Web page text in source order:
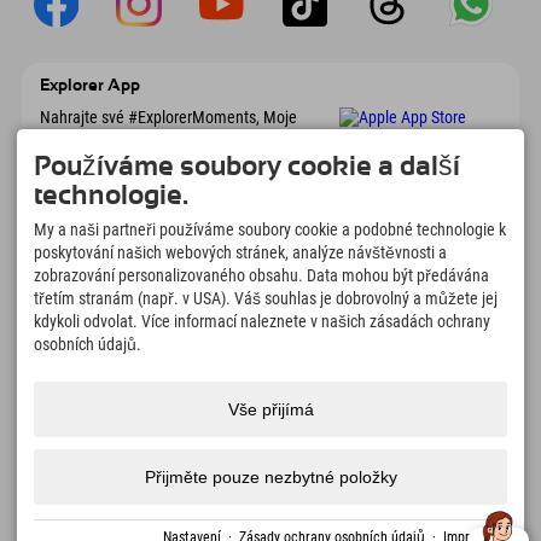
Explorer App
Nahrajte své #ExplorerMoments, Moje
Explorer To Go s přehledem rezervací,
seznamem míst, která chcete navštívit,
přehledem restaurací a mnoha dalšími
věcmi. Stáhněte si hned!
Čas na chvilky objevitelů
166
Horská jezera a
dobrodružné bazény
4.634km
Sjezdovky pro lyžování a
udržitelnosti místa
Čeština
Používáme soubory cookie a další
technologie.
My a naši partneři používáme soubory cookie a podobné technologie k
poskytování našich webových stránek, analýze návštěvnosti a
zobrazování personalizovaného obsahu. Data mohou být předávána
třetím stranám (např. v USA). Váš souhlas je dobrovolný a můžete jej
kdykoli odvolat. Více informací naleznete v našich zásadách ochrany
osobních údajů.
Vše přijímá
Přijměte pouze nezbytné položky